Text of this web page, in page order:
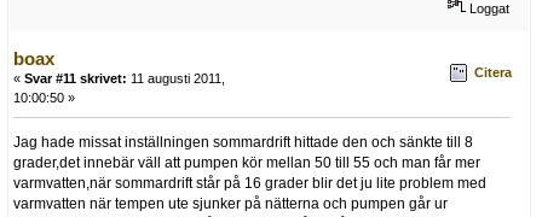
Loggat
boax
« Svar #11 skrivet: 11 augusti 2011,
10:00:50 »
Citera
Jag hade missat inställningen sommardrift hittade den och sänkte till 8
grader,det innebär väll att pumpen kör mellan 50 till 55 och man får mer
varmvatten,när sommardrift står på 16 grader blir det ju lite problem med
varmvatten när tempen ute sjunker på nätterna och pumpen går ur